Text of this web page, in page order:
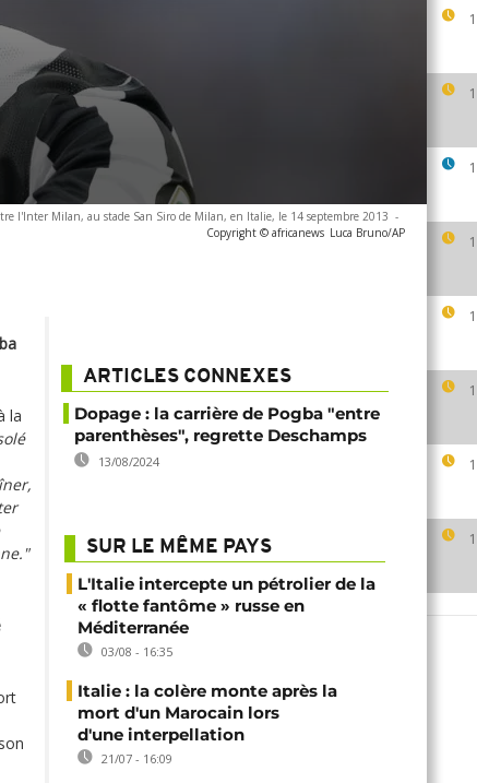
l'Inter Milan, au stade San Siro de Milan, en Italie, le 14 septembre 2013 -
Copyright © africanews Luca Bruno/AP
la
ARTICLES CONNEXES
Dopage : la carrière de Pogba "entre
parenthèses", regrette Deschamps
13/08/2024
SUR LE MÊME PAYS
L'Italie intercepte un pétrolier de la
« flotte fantôme » russe en
Méditerranée
03/08 - 16:35
Italie : la colère monte après la
mort d'un Marocain lors
d'une interpellation
21/07 - 16:09